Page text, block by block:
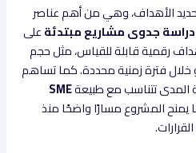
الأهداف، وهي من أهم عناصر
دراسة جدوى مشاريع مبتدئةعلى
رقمية قابلة للقياس، مثل حجم
خلال فترة زمنية محددة. كما تساهم
المدى تتناسب مع طبيعةSME
يمنح المشروع مسارًا واضحًا منذ